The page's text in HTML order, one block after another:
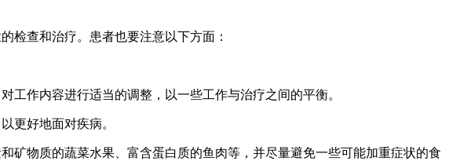
检查和治疗。患者也要注意以下方面：
工作内容进行适当的调整，以一些工作与治疗之间的平衡。
更好地面对疾病。
矿物质的蔬菜水果、富含蛋白质的鱼肉等，并尽量避免一些可能加重症状的食